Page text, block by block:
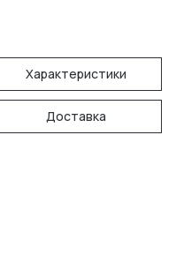
Характеристики
Доставка